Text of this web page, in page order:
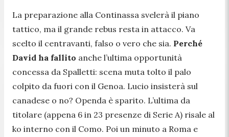
La preparazione alla Continassa svelerà il piano
tattico, ma il grande rebus resta in attacco. Va
scelto il centravanti, falso o vero che sia. Perché
David ha fallito anche l’ultima opportunità
concessa da Spalletti: scena muta tolto il palo
colpito da fuori con il Genoa. Lucio insisterà sul
canadese o no? Openda è sparito. L’ultima da
titolare (appena 6 in 23 presenze di Serie A) risale al
ko interno con il Como. Poi un minuto a Roma e